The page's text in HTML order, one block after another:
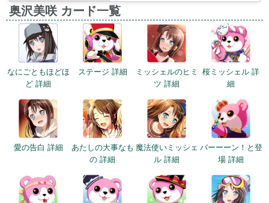
奥沢美咲 カード一覧
なにごともほどほ
ど 詳細
ステージ 詳細
ミッシェルのヒミ
ツ 詳細
桜ミッシェル 詳
細
愛の告白 詳細
あたしの大事なも
の 詳細
魔法使いミッシェ
ル 詳細
バーーーン！と登
場 詳細